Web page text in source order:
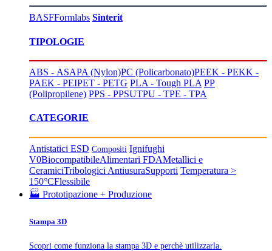
BASFFormlabs Sinterit
TIPOLOGIE
ABS - ASAPA (Nylon)PC (Policarbonato)PEEK - PEKK -
PAEK - PEIPET - PETG PLA - Tough PLA PP
(Polipropilene) PPS - PPSUTPU - TPE - TPA
CATEGORIE
Antistatici ESD Compositi Ignifughi
V0BiocompatibileAlimentari FDAMetallici e
CeramiciTribologici AntiusuraSupporti Temperatura >
150°CFlessibile
🏭 Prototipazione + Produzione
Stampa 3D
Scopri come funziona la stampa 3D e perchè utilizzarla.